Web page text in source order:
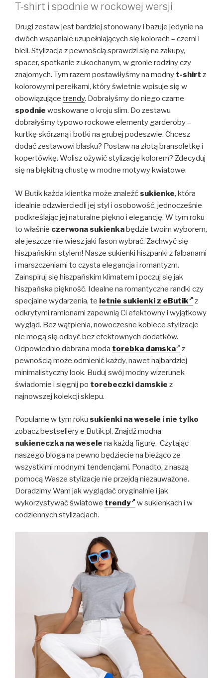
T-shirt i spodnie w rockowej wersji
Drugi zestaw jest bardziej stonowany i bazuje jedynie na
dwóch wspaniale uzupełniających się kolorach – czerni i
bieli. Stylizacja z pewnością sprawdzi się na zakupy,
spacer, spotkanie z ukochanym, w gronie rodziny czy
znajomych. Tym razem postawiłyśmy na modny t-shirt z
kolorowymi perełkami, który świetnie wpisuje się w
obowiązujące trendy. Dobrałyśmy do niego czarne
spodnie woskowane o kroju slim. Do zestawu
dobrałyśmy typowo rockowe elementy garderoby –
kurtkę skórzaną i botki na grubej podeszwie. Chcesz
dodać zestawowi blasku? Postaw na złotą bransoletkę i
kopertówkę. Wolisz ożywić stylizację kolorem? Zdecyduj
się na błękitną chustę w modne motywy kwiatowe.
W Butik każda klientka może znaleźćsukienke, która
idealnie odzwierciedli jej styl i osobowość, jednocześnie
podkreślając jej naturalne piękno i elegancję. W tym roku
to właśnie czerwona sukienkabędzie twoim wyborem,
ale jeszcze nie wiesz jaki fason wybrać. Zachwyć się
hiszpańskim stylem! Nasze sukienki hiszpanki z falbanami
i marszczeniami to czysta elegancja i romantyzm.
Zainspiruj się hiszpańskim klimatem i poczuj się jak
hiszpańska piękność. Idealne na romantyczne randki czy
specjalne wydarzenia, te letnie sukienki z eButik
z
odkrytymi ramionami zapewnią Ci efektowny i wyjątkowy
wygląd. Bez wątpienia, nowoczesne kobiece stylizacje
nie mogą się odbyć bez efektownych dodatków.
Odpowiednio dobrana moda torebka damska
z
pewnością może odmienić każdy, nawet najbardziej
minimalistyczny look. Buduj swój modny wizerunek
świadomie i sięgnij po torebeczki damskie z
najnowszej kolekcji sklepu.
Popularne w tym roku sukienki na wesele i nie tylko
zobacz bestsellery e Butik.pl. Znajdź modna
sukieneczka na wesele na każdą figurę. Czytając
naszego bloga na pewno będziecie na bieżąco ze
wszystkimi modnymi tendencjami. Ponadto, z naszą
pomocą Wasze stylizacje nie przejdą niezauważone.
Doradzimy Wam jak wyglądać oryginalnie i jak
wykorzystywać światowe trendy
w sukienkach i w
codziennych stylizacjach.